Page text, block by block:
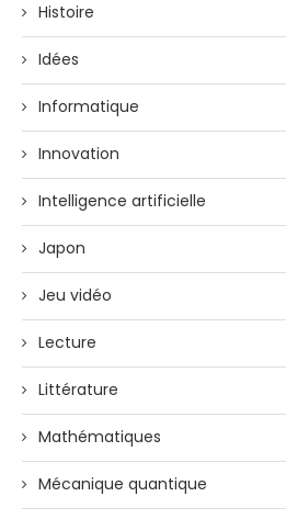
Histoire
Idées
Informatique
Innovation
Intelligence artificielle
Japon
Jeu vidéo
Lecture
Littérature
Mathématiques
Mécanique quantique